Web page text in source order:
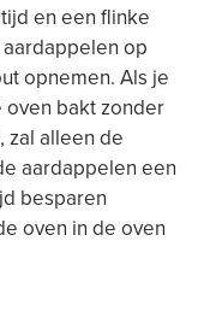
en een flinke
op
opnemen. Als je
bakt zonder
zal alleen de
aardappelen een
besparen
oven in de oven